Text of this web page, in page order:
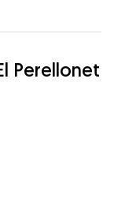
Perellonet